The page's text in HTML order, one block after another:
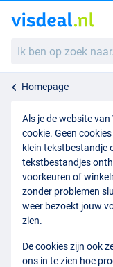
ben
zoek
naar...
Homepage
Als je de website
cookie. Geen
klein tekstbestandje
tekstbestandjes
voorkeuren of
zonder problemen
weer bezoekt jouw
zien.
De cookies zijn ook
ons in te zien hoe